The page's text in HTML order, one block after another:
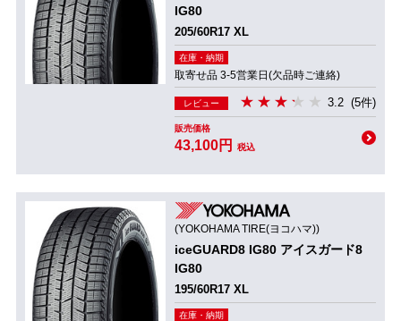
IG80
205/60R17 XL
在庫・納期
取寄せ品 3-5営業日(欠品時ご連絡)
レビュー 3.2 (5件)
販売価格
43,100円 税込
(YOKOHAMA TIRE(ヨコハマ))
iceGUARD8 IG80 アイスガード8
IG80
195/60R17 XL
在庫・納期